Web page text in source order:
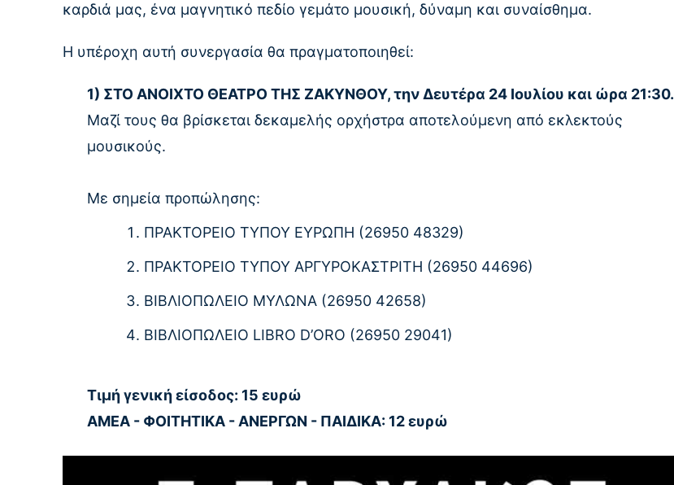
καρδιά μας, ένα μαγνητικό πεδίο γεμάτο μουσική, δύναμη και συναίσθημα.
Η υπέροχη αυτή συνεργασία θα πραγματοποιηθεί:
1) ΣΤΟ ΑΝΟΙΧΤΟ ΘΕΑΤΡΟ ΤΗΣ ΖΑΚΥΝΘΟΥ, την Δευτέρα 24 Ιουλίου και ώρα 21:30.
Μαζί τους θα βρίσκεται δεκαμελής ορχήστρα αποτελούμενη από εκλεκτούς
μουσικούς.
Με σημεία προπώλησης:
ΠΡΑΚΤΟΡΕΙΟ ΤΥΠΟΥ ΕΥΡΩΠΗ (26950 48329)
ΠΡΑΚΤΟΡΕΙΟ ΤΥΠΟΥ ΑΡΓΥΡΟΚΑΣΤΡΙΤΗ (26950 44696)
ΒΙΒΛΙΟΠΩΛΕΙΟ ΜΥΛΩΝΑ (26950 42658)
ΒΙΒΛΙΟΠΩΛΕΙΟ LIBRO D’ORO (26950 29041)
Τιμή γενική είσοδος: 15 ευρώ
ΑΜΕΑ - ΦΟΙΤHTΙΚΑ - ΑΝΕΡΓΩΝ - ΠΑΙΔΙΚΑ: 12 ευρώ